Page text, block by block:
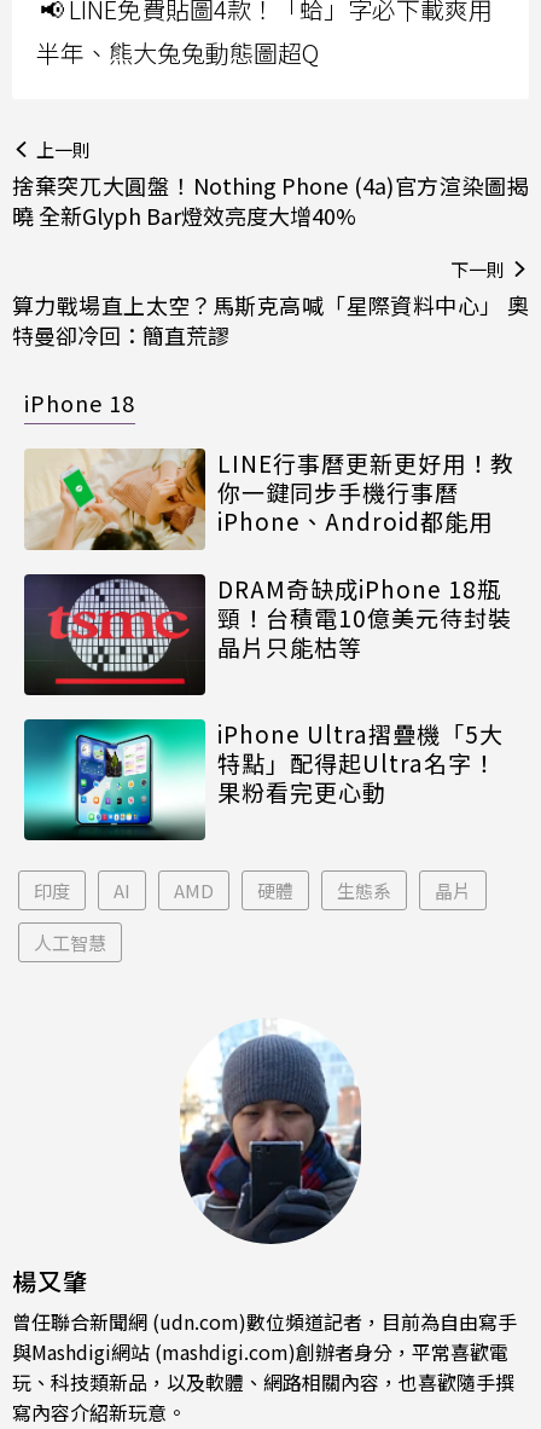
📢 LINE免費貼圖4款！「蛤」字必下載爽用
半年、熊大兔兔動態圖超Q
上一則
捨棄突兀大圓盤！Nothing Phone (4a)官方渲染圖揭
曉 全新Glyph Bar燈效亮度大增40%
下一則
算力戰場直上太空？馬斯克高喊「星際資料中心」 奧
特曼卻冷回：簡直荒謬
iPhone 18
LINE行事曆更新更好用！教
你一鍵同步手機行事曆
iPhone、Android都能用
DRAM奇缺成iPhone 18瓶
頸！台積電10億美元待封裝
晶片只能枯等
iPhone Ultra摺疊機「5大
特點」配得起Ultra名字！
果粉看完更心動
印度 AI AMD 硬體 生態系 晶片
人工智慧
楊又肇
曾任聯合新聞網 (udn.com)數位頻道記者，目前為自由寫手
與Mashdigi網站 (mashdigi.com)創辦者身分，平常喜歡電
玩、科技類新品，以及軟體、網路相關內容，也喜歡隨手撰
寫內容介紹新玩意。